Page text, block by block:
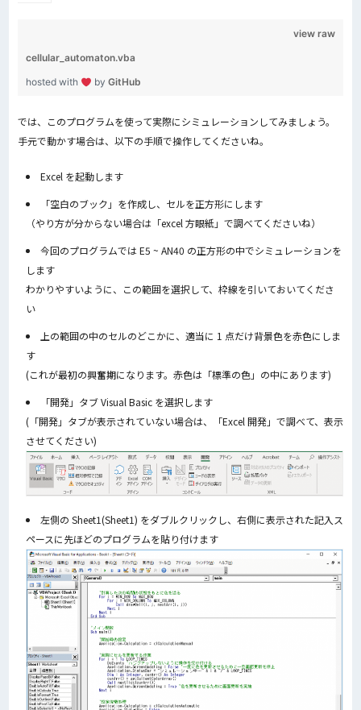
view raw
cellular_automaton.vba
hosted with
by GitHub
では、このプログラムを使って実際にシミュレーションしてみましょう。
手元で動かす場合は、以下の手順で操作してくださいね。
Excel を起動します
「空白のブック」を作成し、セルを正方形にします
（やり方が分からない場合は「excel 方眼紙」で調べてくださいね）
今回のプログラムでは E5 ~ AN40 の正方形の中でシミュレーションを
します
わかりやすいように、この範囲を選択して、枠線を引いておいてくださ
い
上の範囲の中のセルのどこかに、適当に 1 点だけ背景色を赤色にしま
す
(これが最初の興奮期になります。赤色は「標準の色」の中にあります)
「開発」タブ Visual Basic を選択します
(「開発」タブが表示されていない場合は、「Excel 開発」で調べて、表示
させてください)
左側の Sheet1(Sheet1) をダブルクリックし、右側に表示された記入ス
ペースに先ほどのプログラムを貼り付けます